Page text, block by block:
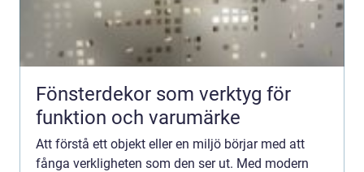
Fönsterdekor som verktyg för
funktion och varumärke
Att förstå ett objekt eller en miljö börjar med att
fånga verkligheten som den ser ut. Med modern